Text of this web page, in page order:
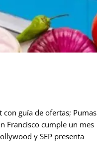
guía de ofertas; Pumas
Francisco cumple un mes
y SEP presenta